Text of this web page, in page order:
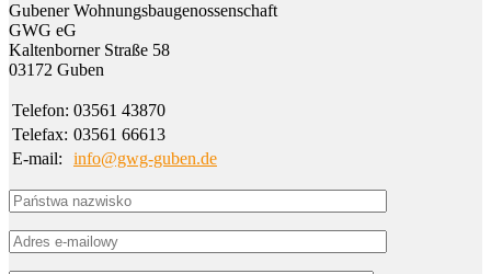
Gubener Wohnungs­bau­genossen­schaft
GWG eG
Kalten­borner Straße 58
03172 Guben
Telefon: 03561 43870
Telefax: 03561 66613
E-mail:
info@gwg-guben.de